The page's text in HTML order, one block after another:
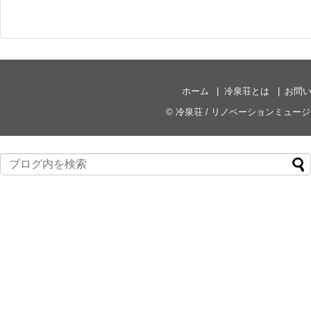
ホーム 冷泉荘とは
お問
© 冷泉荘 / リノベーションミュー